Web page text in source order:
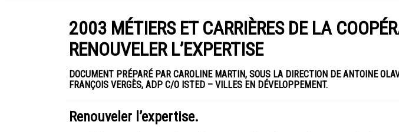
Statuts de l’association
Vie de l’association
Calendrier des activités
Assemblées générales
Rapports moraux
2003 MÉTIERS ET CARRIÈRES DE LA
RENOUVELER L’EXPERTISE
DOCUMENT PRÉPARÉ PAR CAROLINE MARTIN, SOUS LA DIRECTION DE ANTOINE
FRANÇOIS VERGÈS, ADP C/O ISTED – VILLES EN DÉVELOPPEMENT.
Renouveler l’expertise.